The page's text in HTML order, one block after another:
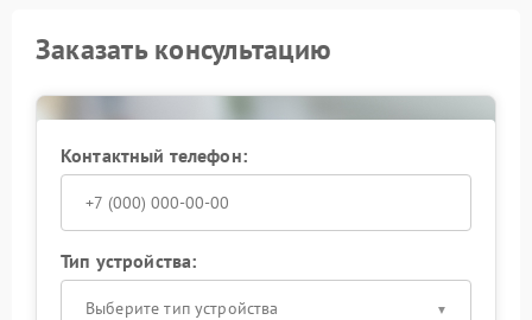
Заказать консультацию
Контактный телефон:
Тип устройства:
Выберите тип устройства